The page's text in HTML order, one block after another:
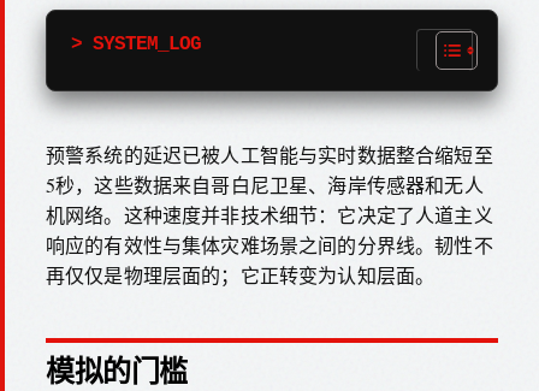
> SYSTEM_LOG
预警系统的延迟已被人工智能与实时数据整合缩短至
5秒，这些数据来自哥白尼卫星、海岸传感器和无人
机网络。这种速度并非技术细节：它决定了人道主义
响应的有效性与集体灾难场景之间的分界线。韧性不
再仅仅是物理层面的；它正转变为认知层面。
模拟的门槛